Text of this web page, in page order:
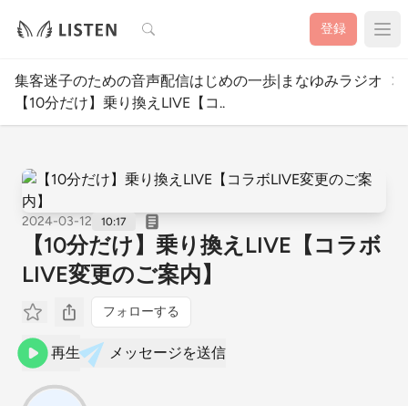
検索 登録
集客迷子のための音声配信はじめの一歩|まなゆみラジオ
【10分だけ】乗り換えLIVE【コ..
2024-03-12 10:17
【10分だけ】乗り換えLIVE【コラボ
LIVE変更のご案内】
フォローする
再生 メッセージを送信